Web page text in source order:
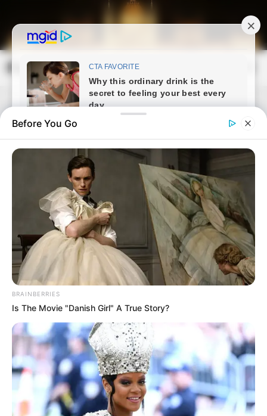
content
Magyarország Kincsei
PostedFriss hírek
Before You Go
BRAINBERRIES
Is The Movie "Danish Girl" A True Story?